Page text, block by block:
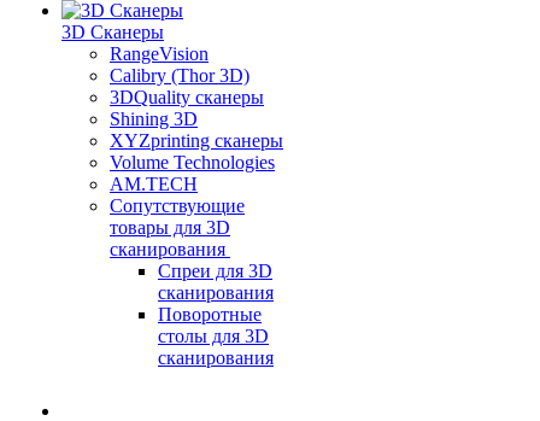
3D Сканеры
RangeVision
Calibry (Thor 3D)
3DQuality сканеры
Shining 3D
XYZprinting сканеры
Volume Technologies
AM.TECH
Сопутствующие
товары для 3D
сканирования
Спреи для 3D
сканирования
Поворотные
столы для 3D
сканирования